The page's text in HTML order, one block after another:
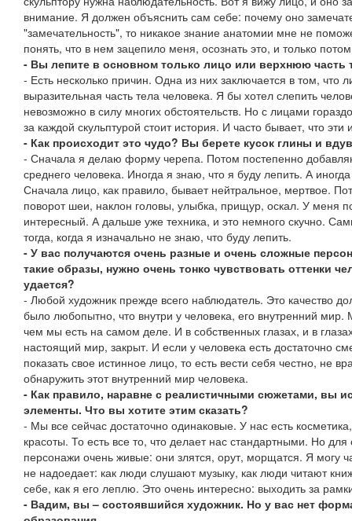
внимание. Я должен объяснить сам себе: почему оно
"замечательность", то никакое знание анатомии мне не
понять, что в нем зацепило меня, осознать это, и только
- Вы лепите в основном только лицо или верхнюю часть
- Есть несколько причин. Одна из них заключается в том, что
выразительная часть тела человека. Я бы хотел слепить
невозможно в силу многих обстоятельств. Но с лицами
за каждой скульптурой стоит история. И часто бывает, что
- Как происходит это чудо? Вы берете кусок глины и
- Сначала я делаю форму черепа. Потом постепенно
среднего человека. Иногда я знаю, что я буду лепить. А
Сначала лицо, как правило, бывает нейтральное, мертвое.
поворот шеи, наклон головы, улыбка, прищур, оскал. У меня
интересный. А дальше уже техника, и это немного скучно.
тогда, когда я изначально не знаю, что буду лепить.
- У вас получаются очень разные и очень сложные
такие образы, нужно очень тонко чувствовать оттенки
удается?
- Любой художник прежде всего наблюдатель. Это качество
было любопытно, что внутри у человека, его внутренний
чем мы есть на самом деле. И в собственных глазах, и в
настоящий мир, закрыт. И если у человека есть достаточно
показать свое истинное лицо, то есть вести себя честно, не
обнаружить этот внутренний мир человека.
- Как правило, наравне с реалистичными сюжетами, вы
элементы. Что вы хотите этим сказать?
- Мы все сейчас достаточно одинаковые. У нас есть
красоты. То есть все то, что делает нас стандартными. Но
персонажи очень живые: они злятся, орут, морщатся. Я могу
не надоедает: как люди слушают музыку, как люди читают
себе, как я его леплю. Это очень интересно: выходить за
- Вадим, вы – состоявшийся художник. Но у вас нет